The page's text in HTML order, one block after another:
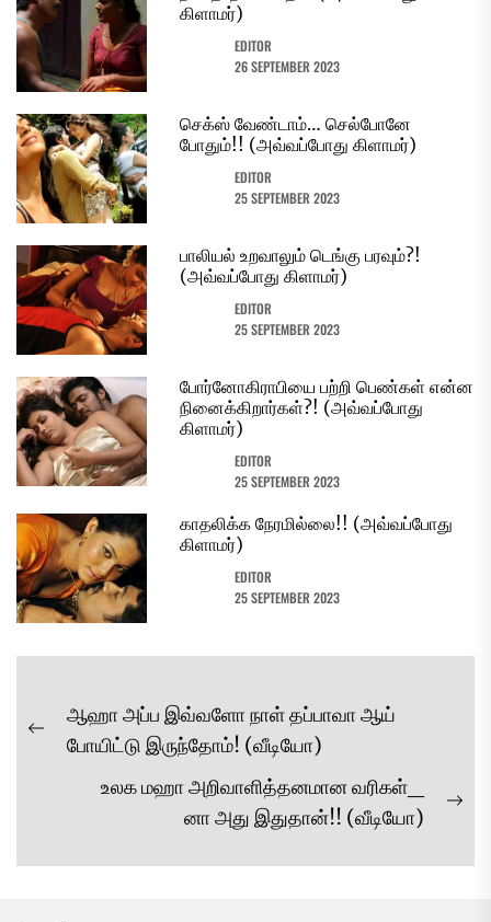
கிளாமர்)
EDITOR
26 SEPTEMBER 2023
செக்ஸ் வேண்டாம்… செல்போனே
போதும்!! (அவ்வப்போது கிளாமர்)
EDITOR
25 SEPTEMBER 2023
பாலியல் உறவாலும் டெங்கு பரவும்?!
(அவ்வப்போது கிளாமர்)
EDITOR
25 SEPTEMBER 2023
போர்னோகிராபியை பற்றி பெண்கள் என்ன
நினைக்கிறார்கள்?! (அவ்வப்போது
கிளாமர்)
EDITOR
25 SEPTEMBER 2023
காதலிக்க நேரமில்லை!! (அவ்வப்போது
கிளாமர்)
EDITOR
25 SEPTEMBER 2023
Post
navigation
Previous
ஆஹா அப்ப இவ்வளோ நாள் தப்பாவா ஆய்
போயிட்டு இருந்தோம்! (வீடியோ)
உலக மஹா அறிவாளித்தனமான வரிகள்_
னா அது இதுதான்!! (வீடியோ)